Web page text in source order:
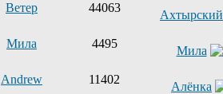
Ветер 44063
Ахтырский
Мила 4495
Мила
Andrew 11402
Алёнка